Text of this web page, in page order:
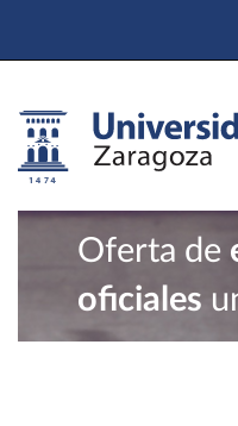
Oferta de
oficiales